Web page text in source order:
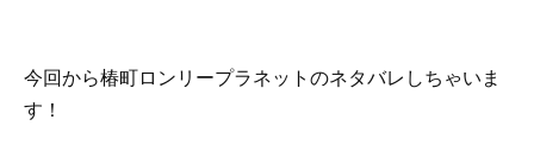
今回から椿町ロンリープラネットのネタバレしちゃいま
す！